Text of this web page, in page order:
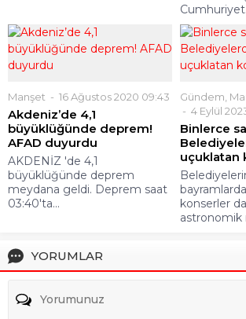
Manşet 16 Ağustos 2020 09:43
Akdeniz’de 4,1
büyüklüğünde deprem!
AFAD duyurdu
AKDENİZ 'de 4,1
büyüklüğünde deprem
meydana geldi. Deprem saat
03:40'ta...
Gündem
4 Eylül
Binlerce
uçuklatan
konserler
astronomik
YORUMLAR